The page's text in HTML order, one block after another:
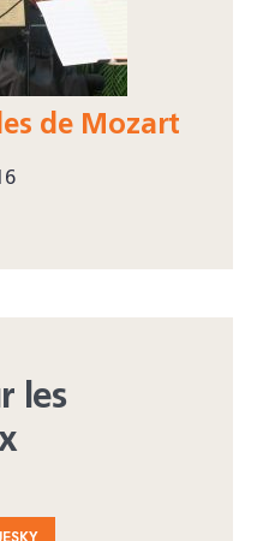
de Mozart
les